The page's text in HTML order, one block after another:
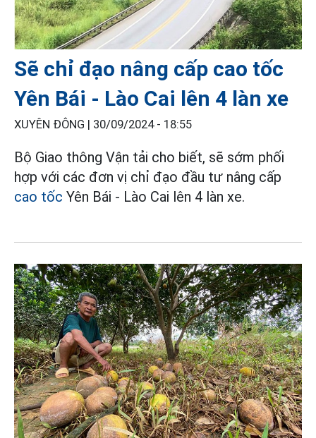
Sẽ chỉ đạo nâng cấp cao tốc
Yên Bái - Lào Cai lên 4 làn xe
XUYÊN ĐÔNG | 30/09/2024 - 18:55
Bộ Giao thông Vận tải cho biết, sẽ sớm phối
hợp với các đơn vị chỉ đạo đầu tư nâng cấp
cao tốc Yên Bái - Lào Cai lên 4 làn xe.